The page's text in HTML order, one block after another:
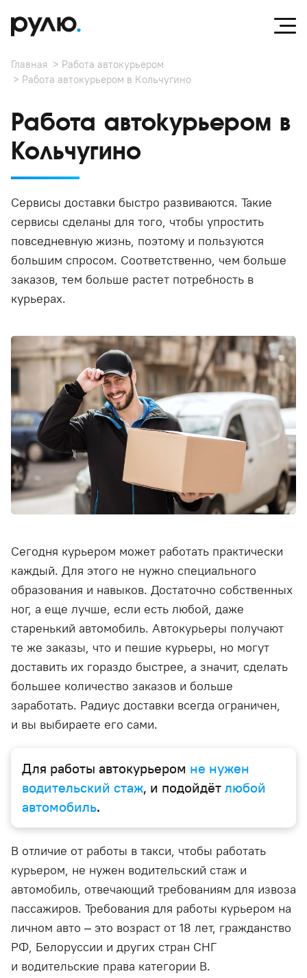
Главная
Работа автокурьером
Работа автокурьером в Кольчугино
Работа автокурьером в
Кольчугино
Сервисы доставки быстро развиваются. Такие
сервисы сделаны для того, чтобы упростить
повседневную жизнь, поэтому и пользуются
большим спросом. Соответственно, чем больше
заказов, тем больше растет потребность в
курьерах.
Сегодня курьером может работать практически
каждый. Для этого не нужно специального
образования и навыков. Достаточно собственных
ног, а еще лучше, если есть любой, даже
старенький автомобиль. Автокурьеры получают
те же заказы, что и пешие курьеры, но могут
доставить их гораздо быстрее, а значит, сделать
большее количество заказов и больше
заработать. Радиус доставки всегда ограничен,
и вы выбираете его сами.
Для работы автокурьером не нужен
водительский стаж, и подойдёт любой
автомобиль.
В отличие от работы в такси, чтобы работать
курьером, не нужен водительский стаж и
автомобиль, отвечающий требованиям для извоза
пассажиров. Требования для работы курьером на
личном авто – это возраст от 18 лет, гражданство
РФ, Белоруссии и других стран СНГ
и водительские права категории В.